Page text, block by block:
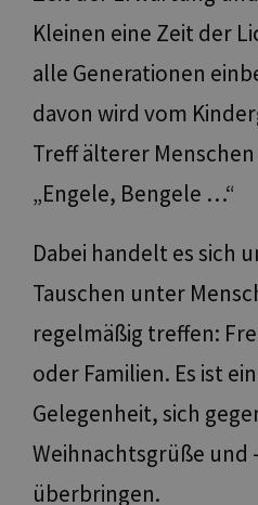
Kleinen eine Zeit der
alle Generationen
davon wird vom
Treff älterer
„Engele, Bengele …“
Dabei handelt es sich
Tauschen unter
regelmäßig treffen:
oder Familien. Es ist
Gelegenheit, sich
Weihnachtsgrüße und
überbringen.